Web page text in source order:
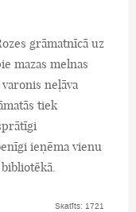
grāmatnīcā uz
mazas melnas
neļāva
tiek
ieņēma vienu
Skatīts: 1721